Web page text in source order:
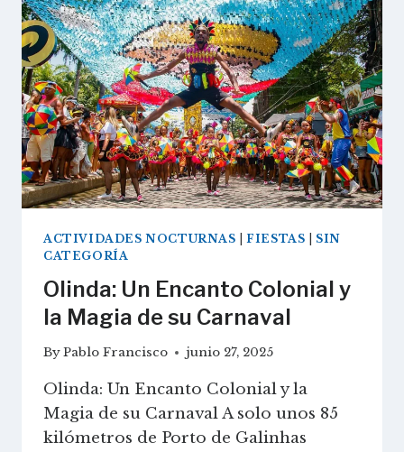
ACTIVIDADES NOCTURNAS FIESTAS
SIN
CATEGORÍA
Olinda: Un Encanto Colonial y
la Magia de su Carnaval
ByPablo Francisco junio 27, 2025
Olinda: Un Encanto Colonial y la
Magia de su Carnaval A solo unos 85
kilómetros de Porto de Galinhas